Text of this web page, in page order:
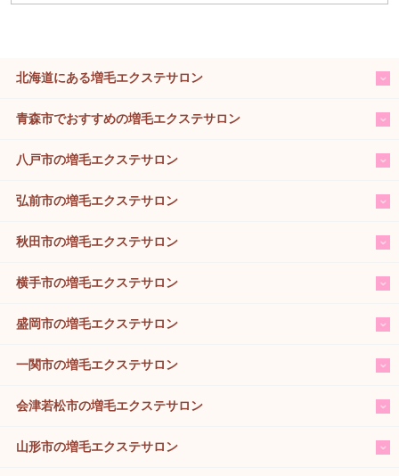
北海道にある増毛エクステサロン
青森市でおすすめの増毛エクステサロン
八戸市の増毛エクステサロン
弘前市の増毛エクステサロン
秋田市の増毛エクステサロン
横手市の増毛エクステサロン
盛岡市の増毛エクステサロン
一関市の増毛エクステサロン
会津若松市の増毛エクステサロン
山形市の増毛エクステサロン